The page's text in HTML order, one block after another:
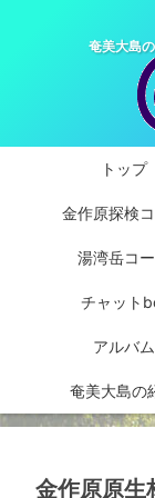
奄美大島
トップ
金作原探検
湯湾岳コ
チャット
アルバム
奄美大島の
金作原原生